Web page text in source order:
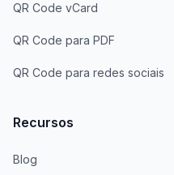
QR Code vCard
QR Code para PDF
QR Code para redes sociais
Recursos
Blog